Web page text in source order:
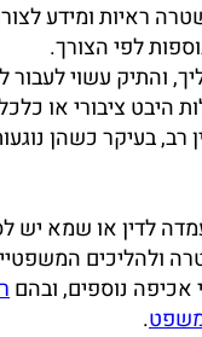
ומידע
לפי הצורך.
והתיק עשוי לעבור
היבט ציבורי או
רב, בעיקר כשהן
לדין או שמא יש
ולהליכים
אכיפה נוספים, ובהם
.